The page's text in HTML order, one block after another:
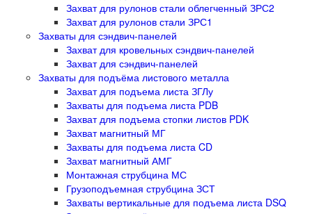
Захват для рулонов стали облегченный ЗРС2
Захват для рулонов стали ЗРС1
Захваты для сэндвич-панелей
Захват для кровельных сэндвич-панелей
Захват для сэндвич-панелей
Захваты для подъёма листового металла
Захват для подъема листа ЗГЛу
Захваты для подъема листа PDB
Захват для подъема стопки листов PDK
Захват магнитный МГ
Захваты для подъема листа CD
Захват магнитный АМГ
Монтажная струбцина МС
Грузоподъемная струбцина ЗСТ
Захваты вертикальные для подъема листа DSQ